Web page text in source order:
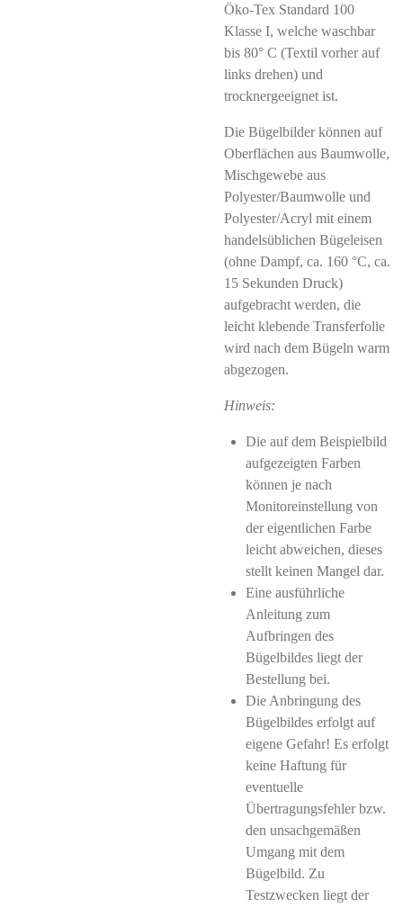
Öko-Tex Standard 100
Klasse I, welche waschbar
bis 80° C (Textil vorher auf
links drehen) und
trocknergeeignet ist.
Die Bügelbilder können auf
Oberflächen aus Baumwolle,
Mischgewebe aus
Polyester/Baumwolle und
Polyester/Acryl mit einem
handelsüblichen Bügeleisen
(ohne Dampf, ca. 160 °C, ca.
15 Sekunden Druck)
aufgebracht werden, die
leicht klebende Transferfolie
wird nach dem Bügeln warm
abgezogen.
Hinweis:
Die auf dem Beispielbild
aufgezeigten Farben
können je nach
Monitoreinstellung von
der eigentlichen Farbe
leicht abweichen, dieses
stellt keinen Mangel dar.
Eine ausführliche
Anleitung zum
Aufbringen des
Bügelbildes liegt der
Bestellung bei.
Die Anbringung des
Bügelbildes erfolgt auf
eigene Gefahr! Es erfolgt
keine Haftung für
eventuelle
Übertragungsfehler bzw.
den unsachgemäßen
Umgang mit dem
Bügelbild. Zu
Testzwecken liegt der